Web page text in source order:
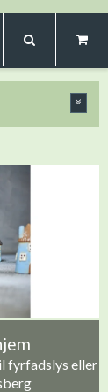
fyrfadslys eller